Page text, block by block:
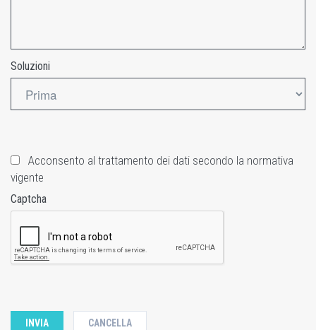
Soluzioni
Acconsento al trattamento dei dati secondo la normativa
vigente
Captcha